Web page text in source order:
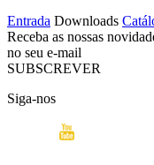
Entrada Downloads
Receba as nossas
no seu e-mail
SUBSCREVER
Siga-nos